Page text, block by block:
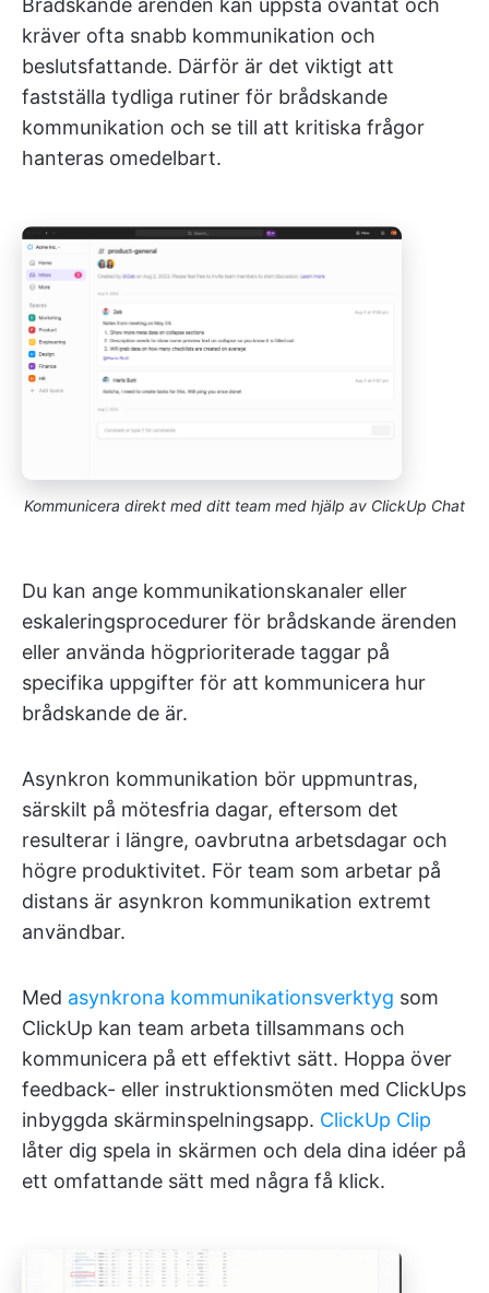
kräver ofta snabb kommunikation och
beslutsfattande. Därför är det viktigt att
fastställa tydliga rutiner för brådskande
kommunikation och se till att kritiska frågor
hanteras omedelbart.
Kommunicera direkt med ditt team med hjälp av ClickUp Chat
Du kan ange kommunikationskanaler eller
eskaleringsprocedurer för brådskande ärenden
eller använda högprioriterade taggar på
specifika uppgifter för att kommunicera hur
brådskande de är.
Asynkron kommunikation bör uppmuntras,
särskilt på mötesfria dagar, eftersom det
resulterar i längre, oavbrutna arbetsdagar och
högre produktivitet. För team som arbetar på
distans är asynkron kommunikation extremt
användbar.
Med asynkrona kommunikationsverktyg som
ClickUp kan team arbeta tillsammans och
kommunicera på ett effektivt sätt. Hoppa över
feedback- eller instruktionsmöten med ClickUps
inbyggda skärminspelningsapp. ClickUp Clip
låter dig spela in skärmen och dela dina idéer på
ett omfattande sätt med några få klick.